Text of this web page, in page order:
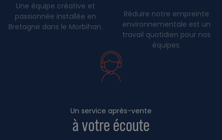
Une équipe créative et
passionnée installée en
Bretagne dans le Morbihan.
Réduire notre empreinte
environnementale est un
travail quotidien pour nos
équipes.
Un service après-vente
à votre écoute